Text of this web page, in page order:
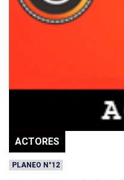
ACTORES
PLANEO N°12